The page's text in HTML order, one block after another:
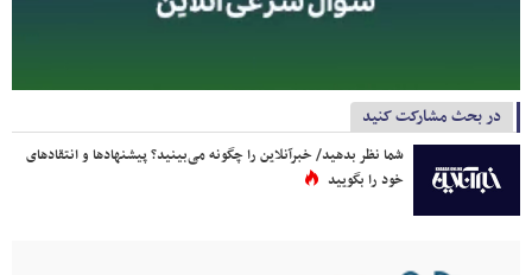
در بحث مشارکت کنید
شما نظر بدهید/ خبرآنلاین را چگونه می‌بینید؟ پیشنهادها و انتقادهای
خود را بگویید